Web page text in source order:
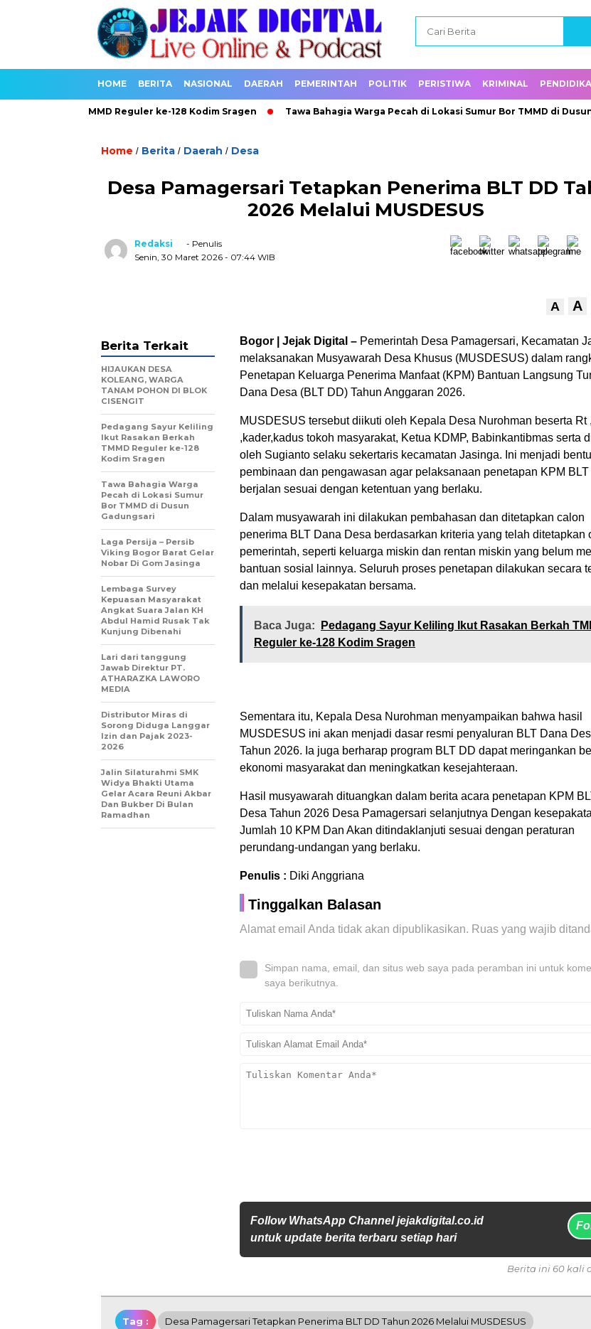
HOME BERITA NASIONAL DAERAH PEMERINTAH POLITIK PERISTIWA KRIMINAL
Berkah TMMD Reguler ke-128 Kodim Sragen Tawa Bahagia Warga Pecah di Lokasi Sumur Bor TMMD di Dusun
Home / Berita / Daerah / Desa
Desa Pamagersari Tetapkan Penerima BLT DD
2026 Melalui MUSDESUS
Redaksi
- Penulis
Senin, 30 Maret 2026 - 07:44 WIB
A A
Bogor | Jejak Digital – Pemerintah Desa Pamagersari, Kecamatan
melaksanakan Musyawarah Desa Khusus (MUSDESUS) dalam
Penetapan Keluarga Penerima Manfaat (KPM) Bantuan Langsung
Dana Desa (BLT DD) Tahun Anggaran 2026.
‎MUSDESUS tersebut diikuti oleh Kepala Desa Nurohman beserta Rt
,kader,kadus tokoh masyarakat, Ketua KDMP, Babinkantibmas serta
oleh Sugianto selaku sekertaris kecamatan Jasinga. Ini menjadi
pembinaan dan pengawasan agar pelaksanaan penetapan KPM BLT
berjalan sesuai dengan ketentuan yang berlaku.
‎Dalam musyawarah ini dilakukan pembahasan dan ditetapkan calon
penerima BLT Dana Desa berdasarkan kriteria yang telah ditetapkan
pemerintah, seperti keluarga miskin dan rentan miskin yang belum
bantuan sosial lainnya. Seluruh proses penetapan dilakukan secara
dan melalui kesepakatan bersama.
Baca Juga:
Pedagang Sayur Keliling Ikut Rasakan Berkah
Reguler ke-128 Kodim Sragen
‎Sementara itu, Kepala Desa Nurohman menyampaikan bahwa hasil
MUSDESUS ini akan menjadi dasar resmi penyaluran BLT Dana
Tahun 2026. Ia juga berharap program BLT DD dapat meringankan
ekonomi masyarakat dan meningkatkan kesejahteraan.
‎Hasil musyawarah dituangkan dalam berita acara penetapan KPM
Desa Tahun 2026 Desa Pamagersari selanjutnya Dengan
Jumlah 10 KPM Dan Akan ditindaklanjuti sesuai dengan peraturan
perundang-undangan yang berlaku.
Penulis : Diki Anggriana
Tinggalkan Balasan
Alamat email Anda tidak akan dipublikasikan. Ruas yang wajib
Simpan nama, email, dan situs web saya pada peramban ini untuk
saya berikutnya.
Follow WhatsApp Channel jejakdigital.co.id
untuk update berita terbaru setiap hari
Berita Terkait
HIJAUKAN DESA
KOLEANG, WARGA
TANAM POHON DI BLOK
CISENGIT
Pedagang Sayur Keliling
Ikut Rasakan Berkah
TMMD Reguler ke-128
Kodim Sragen
Tawa Bahagia Warga
Pecah di Lokasi Sumur
Bor TMMD di Dusun
Gadungsari
Laga Persija – Persib
Viking Bogor Barat Gelar
Nobar Di Gom Jasinga
Lembaga Survey
Kepuasan Masyarakat
Angkat Suara Jalan KH
Abdul Hamid Rusak Tak
Kunjung Dibenahi
Lari dari tanggung
Jawab Direktur PT.
ATHARAZKA LAWORO
MEDIA
Distributor Miras di
Sorong Diduga Langgar
Izin dan Pajak 2023-
2026
Jalin Silaturahmi SMK
Widya Bhakti Utama
Gelar Acara Reuni Akbar
Dan Bukber Di Bulan
Ramadhan
Berita ini 60 kali
Tag : Desa Pamagersari Tetapkan Penerima BLT DD Tahun 2026 Melalui MUSDESUS